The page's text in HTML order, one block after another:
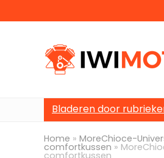
Bladeren door
Home » MoreChioce-
comfortkussen »
comfortkussen